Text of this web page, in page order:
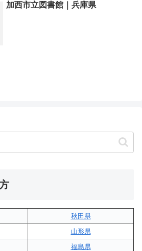
加西市立図書館｜兵庫県
秋田県
山形県
福島県